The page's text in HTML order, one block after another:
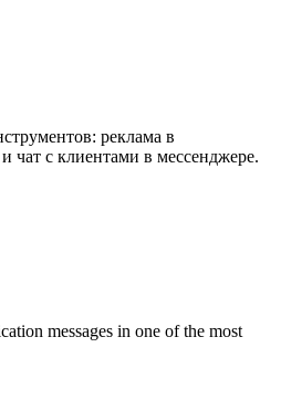
реклама в
чат с клиентами в мессенджере.
messages in one of the most